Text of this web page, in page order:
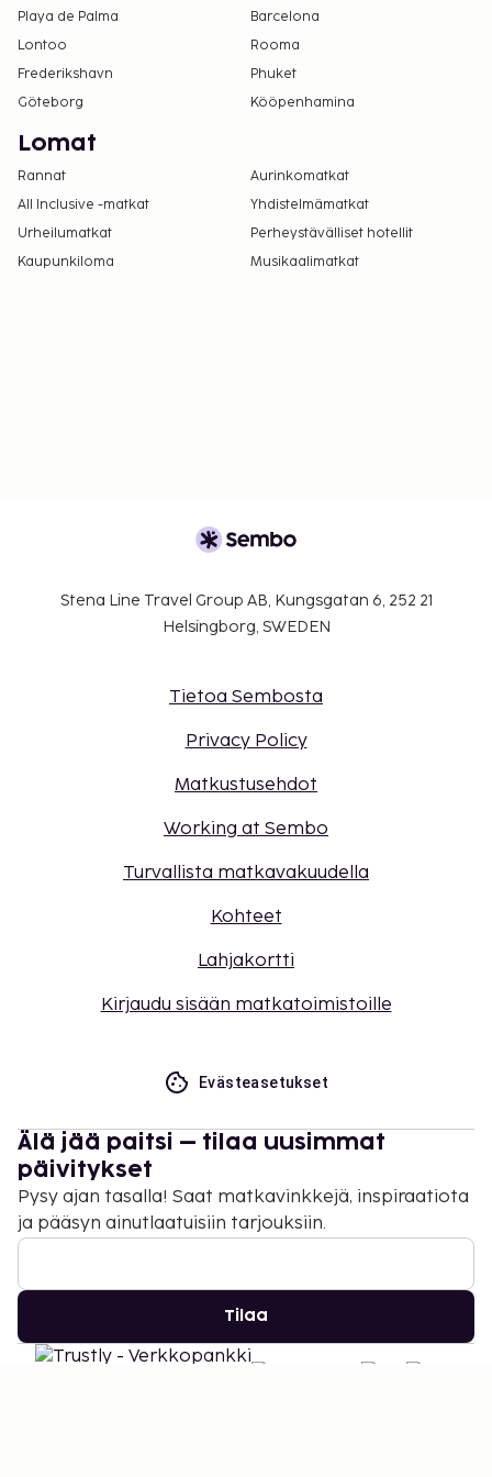
Asiakkaat voivat järjestää lemmikkiensä
majoituksen ottamalla yhteyttä suoraan
majoituspaikkaan käyttämällä
varausvahvistuksessa olevia yhteystietoja
löytyy lisätietoja lisämaksuja koskevassa
osiossa).
Kontaktiton sisäänkirjautuminen on saatavilla.
Playa de Palma
Barcelona
Lontoo
Rooma
Frederikshavn
Phuket
Göteborg
Kööpenhamina
Lomat
Rannat
Aurinkomatkat
All Inclusive -matkat
Yhdistelmämatkat
Urheilumatkat
Perheystävälliset hotellit
Kaupunkiloma
Musikaalimatkat
Stena Line Travel Group AB, Kungsgatan 6, 252 21
Helsingborg, SWEDEN
Tietoa Sembosta
Privacy Policy
Matkustusehdot
Working at Sembo
Turvallista matkavakuudella
Kohteet
Lahjakortti
Kirjaudu sisään matkatoimistoille
Evästeasetukset
Älä jää paitsi – tilaa uusimmat
päivitykset
Pysy ajan tasalla! Saat matkavinkkejä, inspiraatiota
ja pääsyn ainutlaatuisiin tarjouksiin.
Tilaa